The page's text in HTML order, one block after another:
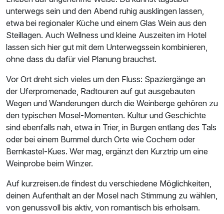
unterwegs sein und den Abend ruhig ausklingen lassen,
etwa bei regionaler Küche und einem Glas Wein aus den
Steillagen. Auch Wellness und kleine Auszeiten im Hotel
lassen sich hier gut mit dem Unterwegssein kombinieren,
ohne dass du dafür viel Planung brauchst.
Vor Ort dreht sich vieles um den Fluss: Spaziergänge an
der Uferpromenade, Radtouren auf gut ausgebauten
Wegen und Wanderungen durch die Weinberge gehören zu
den typischen Mosel-Momenten. Kultur und Geschichte
sind ebenfalls nah, etwa in Trier, in Burgen entlang des Tals
oder bei einem Bummel durch Orte wie Cochem oder
Bernkastel-Kues. Wer mag, ergänzt den Kurztrip um eine
Weinprobe beim Winzer.
Auf kurzreisen.de findest du verschiedene Möglichkeiten,
deinen Aufenthalt an der Mosel nach Stimmung zu wählen,
von genussvoll bis aktiv, von romantisch bis erholsam.